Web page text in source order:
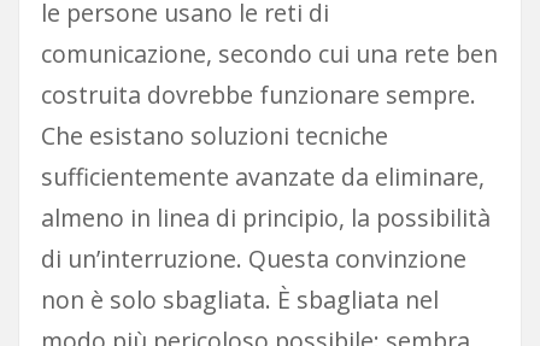
le persone usano le reti di
comunicazione, secondo cui una rete ben
costruita dovrebbe funzionare sempre.
Che esistano soluzioni tecniche
sufficientemente avanzate da eliminare,
almeno in linea di principio, la possibilità
di un’interruzione. Questa convinzione
non è solo sbagliata. È sbagliata nel